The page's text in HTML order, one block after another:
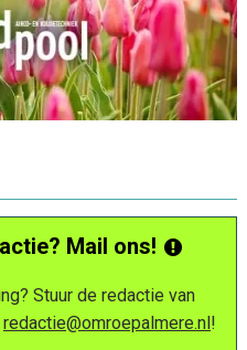
Mail ons!
Stuur de redactie van
redactie@omroepalmere.nl!